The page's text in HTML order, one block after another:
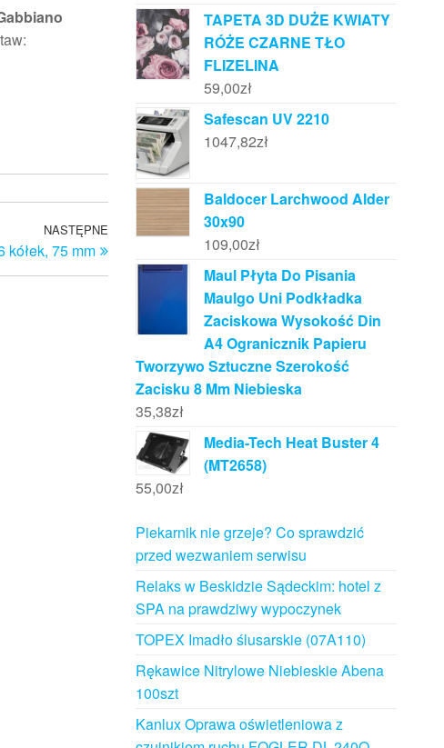
Następny
wpis
NASTĘPNE
kółek, 75 mm
TAPETA 3D DUŻE KWIATY
RÓŻE CZARNE TŁO
FLIZELINA
59,00zł
Safescan UV 2210
1047,82zł
Baldocer Larchwood Alder
30x90
109,00zł
Maul Płyta Do Pisania
Maulgo Uni Podkładka
Zaciskowa Wysokość Din
A4 Ogranicznik Papieru
Tworzywo Sztuczne Szerokość
Zacisku 8 Mm Niebieska
35,38zł
Media-Tech Heat Buster 4
(MT2658)
55,00zł
Piekarnik nie grzeje? Co sprawdzić
przed wezwaniem serwisu
Relaks w Beskidzie Sądeckim: hotel z
SPA na prawdziwy wypoczynek
TOPEX Imadło ślusarskie (07A110)
Rękawice Nitrylowe Niebieskie Abena
100szt
Kanlux Oprawa oświetleniowa z